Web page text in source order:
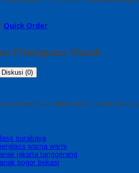
Quick Order
Fiberglass Murah
Diskusi (0)
cari Perosotan fiber murah? kami
surabaya
warna warni
jakarta tanggerang
bogor bekasi